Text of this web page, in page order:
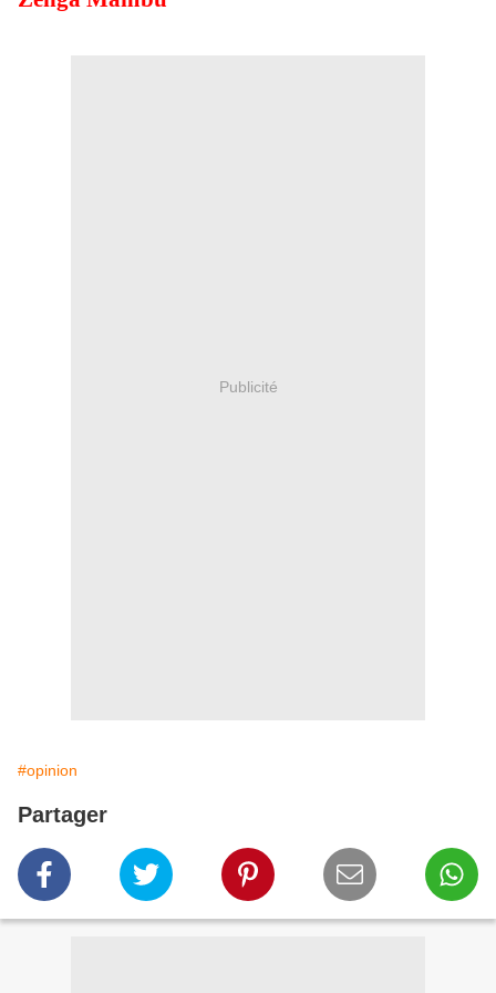
Publicité
#opinion
Partager